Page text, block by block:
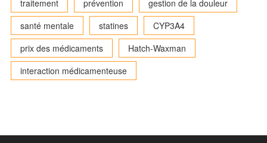
traitement
prévention
gestion de la douleur
santé mentale
statines
CYP3A4
prix des médicaments
Hatch-Waxman
interaction médicamenteuse